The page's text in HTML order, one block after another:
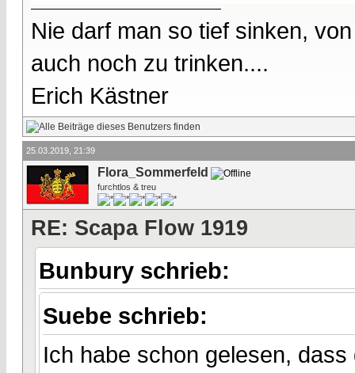
Nie darf man so tief sinken,
auch noch zu trinken....
Erich Kästner
25.03.2019, 21:39
Flora_Sommerfeld
furchtlos & treu
RE: Scapa Flow 1919
Bunbury schrieb:
Suebe schrieb:
Ich habe schon gelesen,